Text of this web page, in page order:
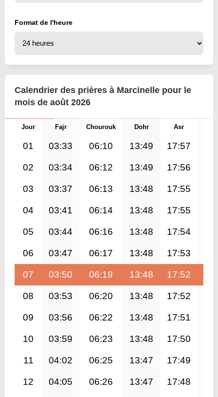
Format de l'heure
Calendrier des prières à Marcinelle pour le
mois de août 2026
Jour Fajr Chourouk Dohr Asr
01 03:33 06:10 13:49 17:57
02 03:34 06:12 13:49 17:56
03 03:37 06:13 13:48 17:55
04 03:41 06:14 13:48 17:55
05 03:44 06:16 13:48 17:54
06 03:47 06:17 13:48 17:53
07 03:50 06:19 13:48 17:52
08 03:53 06:20 13:48 17:52
09 03:56 06:22 13:48 17:51
10 03:59 06:23 13:48 17:50
11 04:02 06:25 13:47 17:49
12 04:05 06:26 13:47 17:48